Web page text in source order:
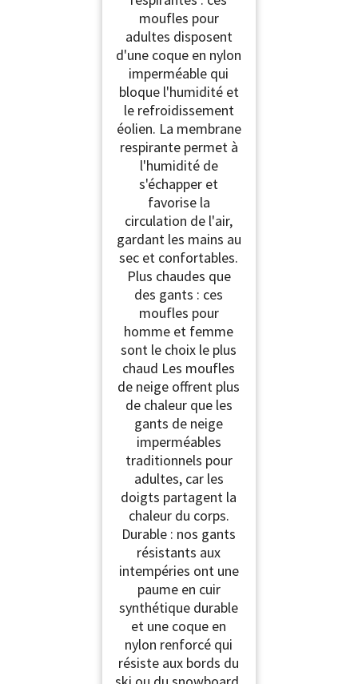
moufles pour
adultes disposent
d'une coque en nylon
imperméable qui
bloque l'humidité et
le refroidissement
éolien. La membrane
respirante permet à
l'humidité de
s'échapper et
favorise la
circulation de l'air,
gardant les mains au
sec et confortables.
Plus chaudes que
des gants : ces
moufles pour
homme et femme
sont le choix le plus
chaud Les moufles
de neige offrent plus
de chaleur que les
gants de neige
imperméables
traditionnels pour
adultes, car les
doigts partagent la
chaleur du corps.
Durable : nos gants
résistants aux
intempéries ont une
paume en cuir
synthétique durable
et une coque en
nylon renforcé qui
résiste aux bords du